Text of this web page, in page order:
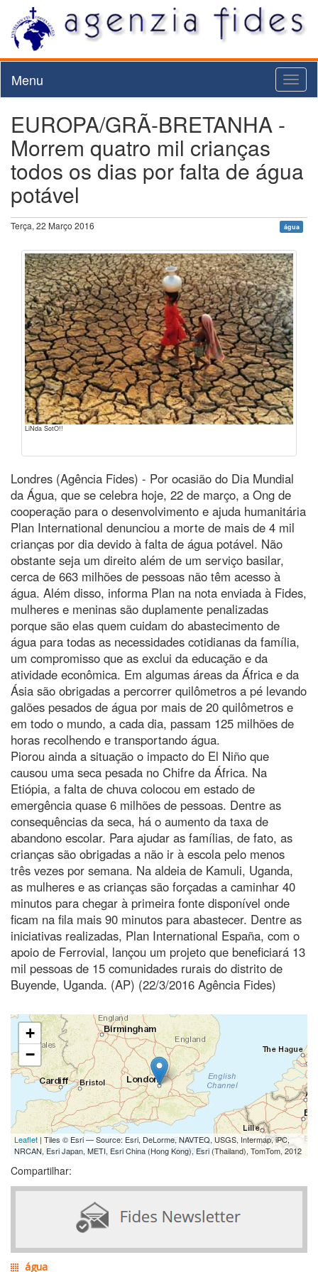
Menu
EUROPA/GRÃ-BRETANHA -
Morrem quatro mil crianças
todos os dias por falta de água
potável
Terça, 22 Março 2016 água
LiNda SotO!!
Londres (Agência Fides) - Por ocasião do Dia Mundial
da Água, que se celebra hoje, 22 de março, a Ong de
cooperação para o desenvolvimento e ajuda humanitária
Plan International denunciou a morte de mais de 4 mil
crianças por dia devido à falta de água potável. Não
obstante seja um direito além de um serviço basilar,
cerca de 663 milhões de pessoas não têm acesso à
água. Além disso, informa Plan na nota enviada à Fides,
mulheres e meninas são duplamente penalizadas
porque são elas quem cuidam do abastecimento de
água para todas as necessidades cotidianas da família,
um compromisso que as exclui da educação e da
atividade econômica. Em algumas áreas da África e da
Ásia são obrigadas a percorrer quilômetros a pé levando
galões pesados de água por mais de 20 quilômetros e
em todo o mundo, a cada dia, passam 125 milhões de
horas recolhendo e transportando água.
Piorou ainda a situação o impacto do El Niño que
causou uma seca pesada no Chifre da África. Na
Etiópia, a falta de chuva colocou em estado de
emergência quase 6 milhões de pessoas. Dentre as
consequências da seca, há o aumento da taxa de
abandono escolar. Para ajudar as famílias, de fato, as
crianças são obrigadas a não ir à escola pelo menos
três vezes por semana. Na aldeia de Kamuli, Uganda,
as mulheres e as crianças são forçadas a caminhar 40
minutos para chegar à primeira fonte disponível onde
ficam na fila mais 90 minutos para abastecer. Dentre as
iniciativas realizadas, Plan International España, com o
apoio de Ferrovial, lançou um projeto que beneficiará 13
mil pessoas de 15 comunidades rurais do distrito de
Buyende, Uganda. (AP) (22/3/2016 Agência Fides)
+
−
Leaflet | Tiles © Esri — Source: Esri, DeLorme, NAVTEQ, USGS, Intermap, iPC,
NRCAN, Esri Japan, METI, Esri China (Hong Kong), Esri (Thailand), TomTom, 2012
Compartilhar:
água